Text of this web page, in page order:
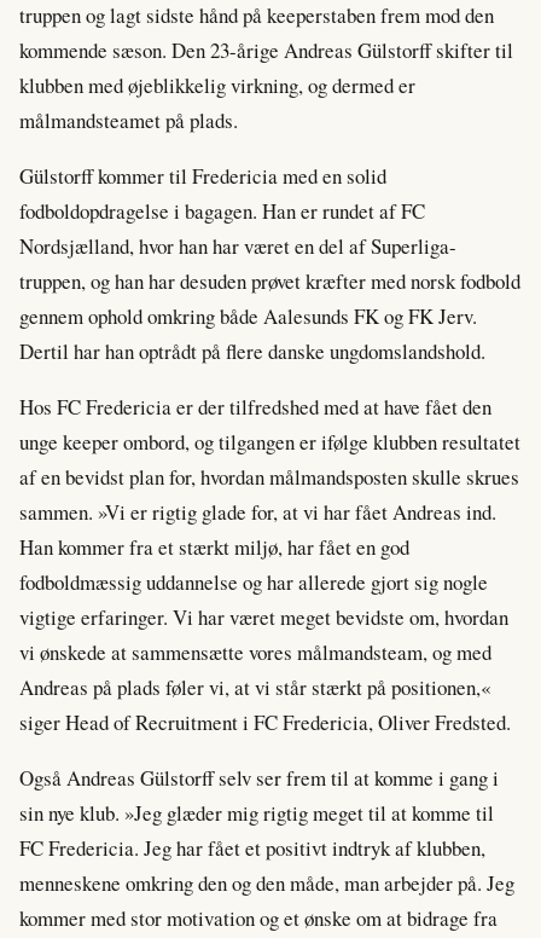
truppen og lagt sidste hånd på keeperstaben frem mod den
kommende sæson. Den 23-årige Andreas Gülstorff skifter til
klubben med øjeblikkelig virkning, og dermed er
målmandsteamet på plads.
Gülstorff kommer til Fredericia med en solid
fodboldopdragelse i bagagen. Han er rundet af FC
Nordsjælland, hvor han har været en del af Superliga-
truppen, og han har desuden prøvet kræfter med norsk fodbold
gennem ophold omkring både Aalesunds FK og FK Jerv.
Dertil har han optrådt på flere danske ungdomslandshold.
Hos FC Fredericia er der tilfredshed med at have fået den
unge keeper ombord, og tilgangen er ifølge klubben resultatet
af en bevidst plan for, hvordan målmandsposten skulle skrues
sammen. »Vi er rigtig glade for, at vi har fået Andreas ind.
Han kommer fra et stærkt miljø, har fået en god
fodboldmæssig uddannelse og har allerede gjort sig nogle
vigtige erfaringer. Vi har været meget bevidste om, hvordan
vi ønskede at sammensætte vores målmandsteam, og med
Andreas på plads føler vi, at vi står stærkt på positionen,«
siger Head of Recruitment i FC Fredericia, Oliver Fredsted.
Også Andreas Gülstorff selv ser frem til at komme i gang i
sin nye klub. »Jeg glæder mig rigtig meget til at komme til
FC Fredericia. Jeg har fået et positivt indtryk af klubben,
menneskene omkring den og den måde, man arbejder på. Jeg
kommer med stor motivation og et ønske om at bidrage fra